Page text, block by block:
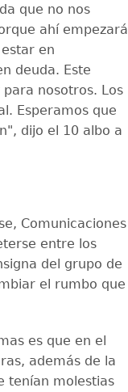
que no nos
ahí empezará
en
deuda. Este
nosotros. Los
Esperamos que
dijo el 10 albo a
Comunicaciones
entre los
del grupo de
el rumbo que
es que en el
además de la
tenían molestias